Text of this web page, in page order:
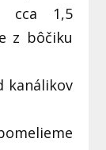
cca 1,5
z bôčiku
kanálikov